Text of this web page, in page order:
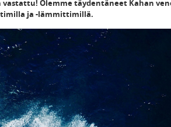
vastattu! Olemme täydentäneet Kahan
ja -lämmittimillä.